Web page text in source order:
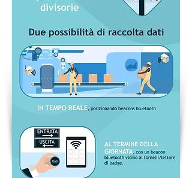
L’intelligenza di P.A.C.S. consente di
evitare i falsi allarmi: se tra due
interferenza, P.A.C.S. è in grado di
“sentire” la presenza di eventuali divisori
protettivi, evitando quindi di far scattare
l’allarme che, altrimenti, darebbe una